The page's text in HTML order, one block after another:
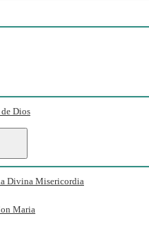
Dios
Divina Misericordia
Maria